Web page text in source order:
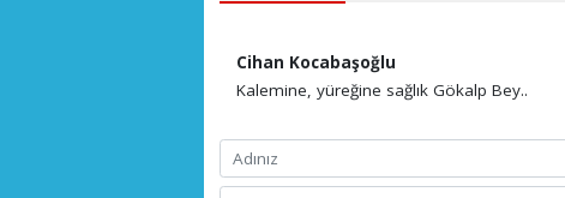
Cihan Kocabaşoğlu
Kalemine, yüreğine sağlık Gökalp Bey..